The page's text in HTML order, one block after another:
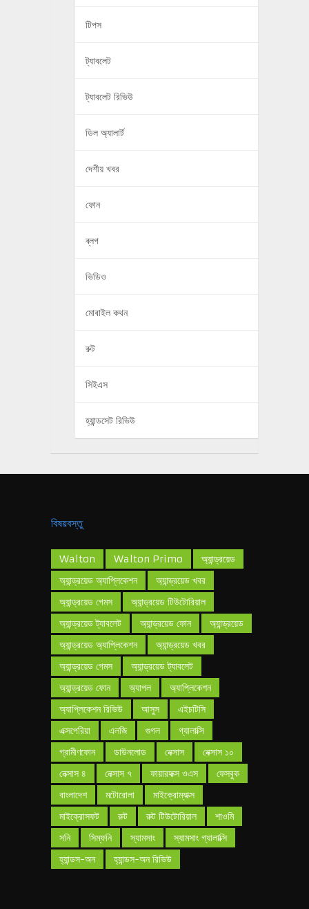
টিপস
ট্যাবলেট
ট্যাবলেট রিভিউ
ডিল অ্যালার্ট
দেশীয় খবর
ফোন
ব্লগ
ভিডিও
মোবাইল কথন
রুট
সিইএস
হ্যান্ডসেট রিভিউ
বিষয়বস্তু
Walton Walton Primo
অ্যান্ড্রয়েড
অ্যান্ড্রয়েড অ্যাপ্লিকেশন
অ্যান্ড্রয়েড খবর
অ্যান্ড্রয়েড গেমস
অ্যান্ড্রয়েড টিউটোরিয়াল
অ্যান্ড্রয়েড ট্যাবলেট
অ্যান্ড্রয়েড ফোন
অ্যান্ড্রয়েড
অ্যান্ড্রয়েড অ্যাপ্লিকেশন
অ্যান্ড্রয়েড খবর
অ্যান্ড্রয়েড গেমস
অ্যান্ড্রয়েড ট্যাবলেট
অ্যান্ড্রয়েড ফোন
অ্যাপল
অ্যাপ্লিকেশন
অ্যাপ্লিকেশন রিভিউ
আসুস
এইচটিসি
এক্সপেরিয়া
এলজি গুগল
গ্যালাক্সি
গ্রামীণফোন
ডাউনলোড নেক্সাস
নেক্সাস ১০
নেক্সাস ৪
নেক্সাস ৭ ফায়ারফক্স ওএস
ফেসবুক
বাংলাদেশ
মটোরোলা
মাইক্রোম্যাক্স
মাইক্রোসফট
রুট রুট টিউটোরিয়াল
শাওমি
সনি
সিম্ফনি স্যামসাং
স্যামসাং গ্যালাক্সি
হ্যান্ডস-অন
হ্যান্ডস-অন রিভিউ